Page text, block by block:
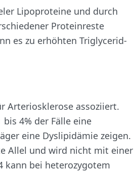
Lipoproteine und durch
Proteinreste
es zu erhöhten Triglycerid-
Arteriosklerose assoziiert.
4% der Fälle eine
eine Dyslipidämie zeigen.
Allel und wird nicht mit einer
kann bei heterozygotem